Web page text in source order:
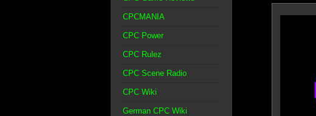
CPCMANIA
CPC Power
CPC Rulez
CPC Scene Radio
CPC Wiki
German CPC Wiki